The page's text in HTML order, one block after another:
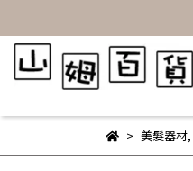
美髮器材,